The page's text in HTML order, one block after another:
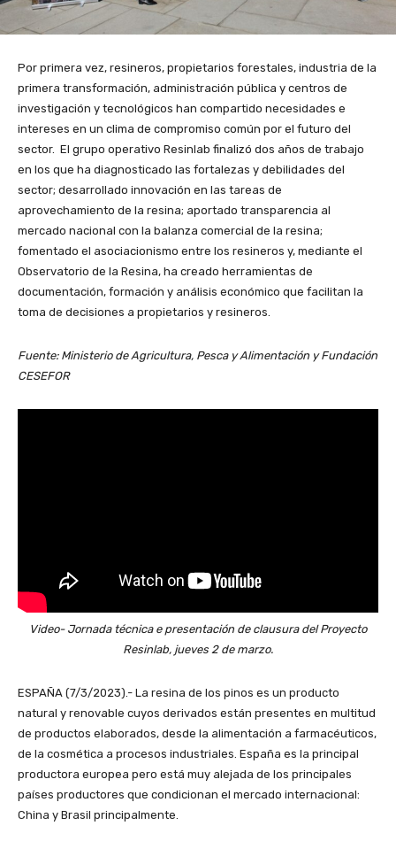
Por primera vez, resineros, propietarios forestales, industria de la
primera transformación, administración pública y centros de
investigación y tecnológicos han compartido necesidades e
intereses en un clima de compromiso común por el futuro del
sector. El grupo operativo Resinlab finalizó dos años de trabajo
en los que ha diagnosticado las fortalezas y debilidades del
sector; desarrollado innovación en las tareas de
aprovechamiento de la resina; aportado transparencia al
mercado nacional con la balanza comercial de la resina;
fomentado el asociacionismo entre los resineros y, mediante el
Observatorio de la Resina, ha creado herramientas de
documentación, formación y análisis económico que facilitan la
toma de decisiones a propietarios y resineros.
Fuente: Ministerio de Agricultura, Pesca y Alimentación y Fundación
CESEFOR
Video- Jornada técnica e presentación de clausura del Proyecto
Resinlab, jueves 2 de marzo.
ESPAÑA (7/3/2023).- La resina de los pinos es un producto
natural y renovable cuyos derivados están presentes en multitud
de productos elaborados, desde la alimentación a farmacéuticos,
de la cosmética a procesos industriales. España es la principal
productora europea pero está muy alejada de los principales
países productores que condicionan el mercado internacional:
China y Brasil principalmente.